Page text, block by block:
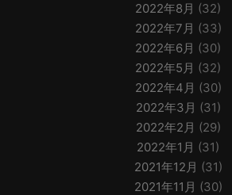
2022年8月 (32)
2022年7月 (33)
2022年6月 (30)
2022年5月 (32)
2022年4月 (30)
2022年3月 (31)
2022年2月 (29)
2022年1月 (31)
2021年12月 (31)
2021年11月 (30)